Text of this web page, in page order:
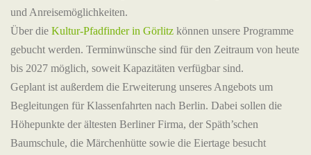
und Anreisemöglichkeiten.
Über die Kultur-Pfadfinder in Görlitz können unsere Programme
gebucht werden. Terminwünsche sind für den Zeitraum von heute
bis 2027 möglich, soweit Kapazitäten verfügbar sind.
Geplant ist außerdem die Erweiterung unseres Angebots um
Begleitungen für Klassenfahrten nach Berlin. Dabei sollen die
Höhepunkte der ältesten Berliner Firma, der Späth’schen
Baumschule, die Märchenhütte sowie die Eiertage besucht